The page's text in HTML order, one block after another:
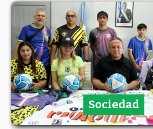
Sociedad